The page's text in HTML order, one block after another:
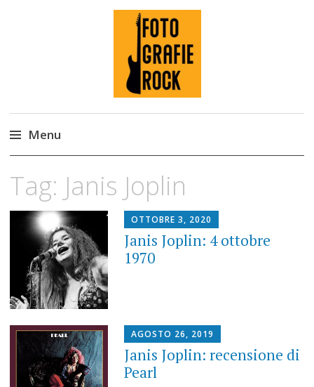
Fotografie ROCK
Menu
content
Tag: Janis Joplin
OTTOBRE 3, 2020
Janis Joplin: 4 ottobre
1970
AGOSTO 26, 2019
Janis Joplin: recensione di
Pearl